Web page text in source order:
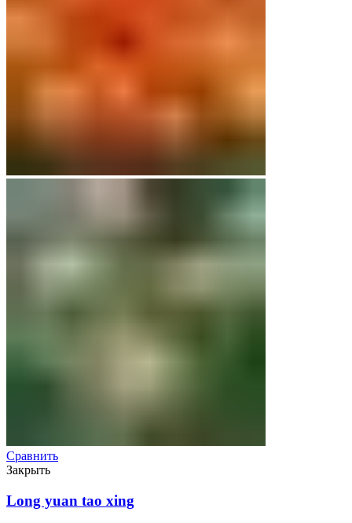
Сравнить
Закрыть
Long yuan tao xing